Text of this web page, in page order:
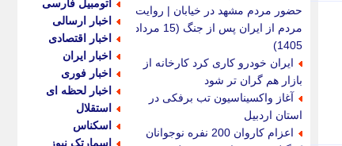
حضور مردم مشهد در خیابان | روایت
مردم از ایران پس از جنگ (15 مرداد
1405)
ایران خودرو کاری کرد کارخانه از
بازار هم گران تر شود
آغاز واکسیناسیون تب برفکی در
استان اردبیل
اعزام کاروان 200 نفره نوجوانان
اتومبیل فارسی
اخبار ارسالی
اخبار اقتصادی
اخبار ایران
اخبار فوری
اخبار لحظه ای
استقلال
اسکناس
اسمارتک نیوز